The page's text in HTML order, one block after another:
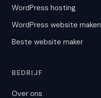
WordPress hosting
WordPress website maken
Beste website maker
BEDRIJF
Over ons